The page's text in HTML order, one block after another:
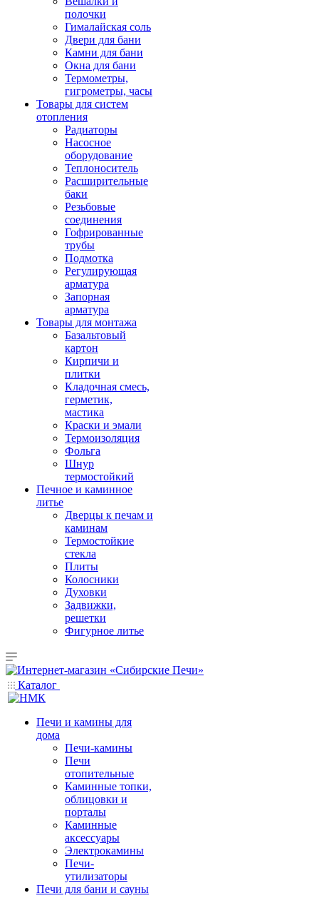
полочки
Гималайская соль
Двери для бани
Камни для бани
Окна для бани
Термометры,
гигрометры, часы
Товары для систем
отопления
Радиаторы
Насосное
оборудование
Теплоноситель
Расширительные
баки
Резьбовые
соединения
Гофрированные
трубы
Подмотка
Регулирующая
арматура
Запорная
арматура
Товары для монтажа
Базальтовый
картон
Кирпичи и
плитки
Кладочная смесь,
герметик,
мастика
Краски и эмали
Термоизоляция
Фольга
Шнур
термостойкий
Печное и каминное
литье
Дверцы к печам и
каминам
Термостойкие
стекла
Плиты
Колосники
Духовки
Задвижки,
решетки
Фигурное литье
Каталог
Печи и камины для
дома
Печи-камины
Печи
отопительные
Каминные топки,
облицовки и
порталы
Каминные
аксессуары
Электрокамины
Печи-
утилизаторы
Печи для бани и сауны